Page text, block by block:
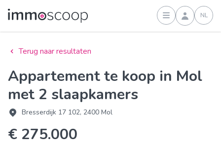
Inloggen
NL
Terug naar resultaten
Appartement te koop in Mol
met 2 slaapkamers
Bresserdijk 17 102, 2400 Mol
€ 275.000